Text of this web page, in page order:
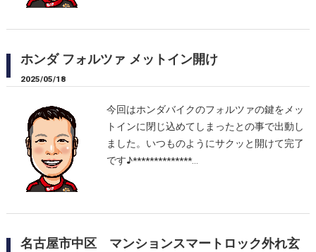
ホンダ フォルツァ メットイン開け
2025/05/18
今回はホンダバイクのフォルツァの鍵をメッ
トインに閉じ込めてしまったとの事で出動し
ました。いつものようにサクッと開けて完了
です♪**************…
名古屋市中区 マンションスマートロック外れ玄